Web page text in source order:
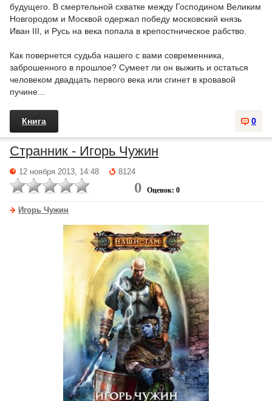
будущего. В смертельной схватке между Господином Великим
Новгородом и Москвой одержал победу московский князь
Иван III, и Русь на века попала в крепостническое рабство.
Как повернется судьба нашего с вами современника,
заброшенного в прошлое? Сумеет ли он выжить и остаться
человеком двадцать первого века или сгинет в кровавой
пучине...
0
Книга
Странник - Игорь Чужин
12 ноября 2013, 14:48 8124
0 Оценок: 0
Игорь Чужин